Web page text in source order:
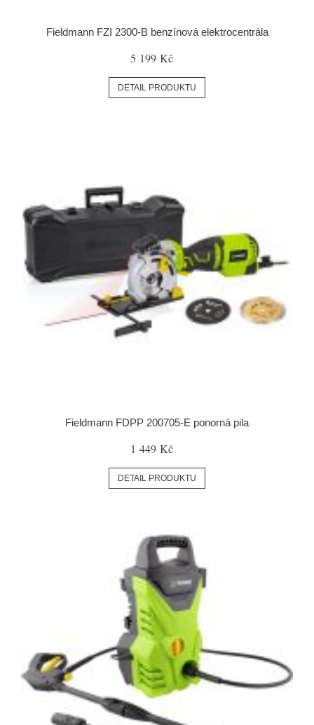
Fieldmann FZI 2300-B benzínová elektrocentrála
5 199 Kč
DETAIL PRODUKTU
Fieldmann FDPP 200705-E ponorná pila
1 449 Kč
DETAIL PRODUKTU